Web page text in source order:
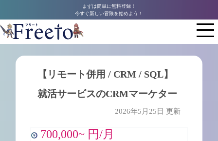
まずは簡単に無料登録！
今すぐ新しい冒険を始めよう！
【リモート併用 / CRM / SQL】
就活サービスのCRMマーケター
2026年5月25日 更新
700,000~ 円/月